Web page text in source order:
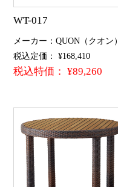
WT-017
メーカー：QUON（クオン）
税込定価： ¥168,410
税込特価： ¥89,260